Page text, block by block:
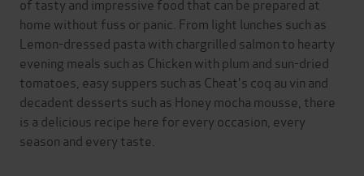
of tasty and impressive food that can be prepared at
home without fuss or panic. From light lunches such as
Lemon-dressed pasta with chargrilled salmon to hearty
evening meals such as Chicken with plum and sun-dried
tomatoes, easy suppers such as Cheat's coq au vin and
decadent desserts such as Honey mocha mousse, there
is a delicious recipe here for every occasion, every